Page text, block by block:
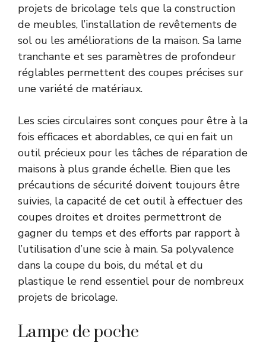
projets de bricolage tels que la construction
de meubles, l’installation de revêtements de
sol ou les améliorations de la maison. Sa lame
tranchante et ses paramètres de profondeur
réglables permettent des coupes précises sur
une variété de matériaux.
Les scies circulaires sont conçues pour être à la
fois efficaces et abordables, ce qui en fait un
outil précieux pour les tâches de réparation de
maisons à plus grande échelle. Bien que les
précautions de sécurité doivent toujours être
suivies, la capacité de cet outil à effectuer des
coupes droites et droites permettront de
gagner du temps et des efforts par rapport à
l’utilisation d’une scie à main. Sa polyvalence
dans la coupe du bois, du métal et du
plastique le rend essentiel pour de nombreux
projets de bricolage.
Lampe de poche